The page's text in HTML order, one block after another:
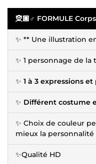
🧝🏽♂️ FORMULE
✨ ** Une illustration
✨ 1 personnage de la
✨ 1 à 3 expressions
✨ Différent costume
✨ Choix de couleur
mieux la
✨Qualité HD